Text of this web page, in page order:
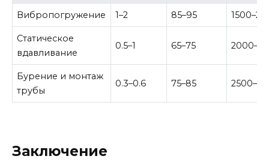
Вибропогружение 1–2 85–95
Статическое
вдавливание
0.5–1 65–75
Бурение и монтаж
трубы
0.3–0.6 75–85
Заключение